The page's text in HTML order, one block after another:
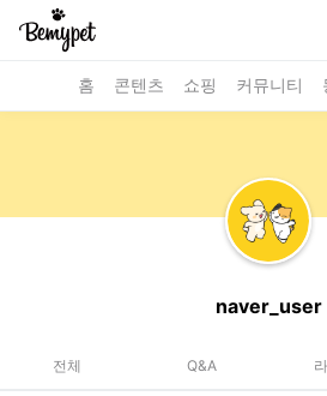
홈 콘텐츠 쇼핑 커뮤니티
naver_user
전체 Q&A